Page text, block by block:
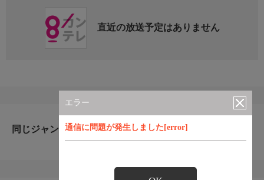
エラー
通信に問題が発生しました[error]
直近の放送予定はありません
同じジャンルのおすすめ番組